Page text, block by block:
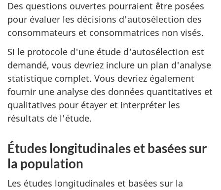
Des questions ouvertes pourraient être posées
pour évaluer les décisions d'autosélection des
consommateurs et consommatrices non visés.
Si le protocole d'une étude d'autosélection est
demandé, vous devriez inclure un plan d'analyse
statistique complet. Vous devriez également
fournir une analyse des données quantitatives et
qualitatives pour étayer et interpréter les
résultats de l'étude.
Études longitudinales et basées sur
la population
Les études longitudinales et basées sur la